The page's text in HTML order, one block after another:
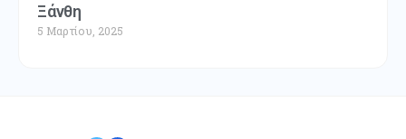
Ξάνθη
5 Μαρτίου, 2025